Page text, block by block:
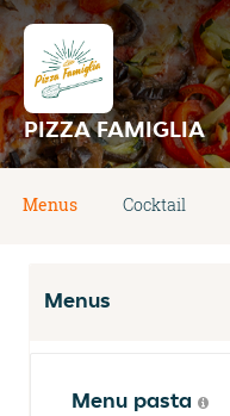
PIZZA FAMIGLIA
Menus Cocktail
Menus
Menu pasta